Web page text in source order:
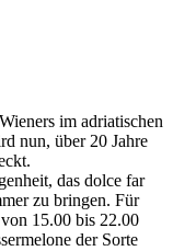
im adriatischen
nun, über 20 Jahre
das dolce far
zu bringen. Für
15.00 bis 22.00
der Sorte